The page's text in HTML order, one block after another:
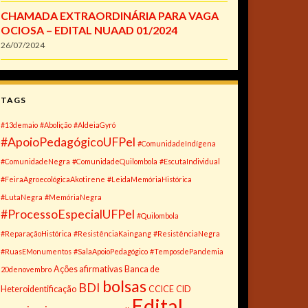
CHAMADA EXTRAORDINÁRIA PARA VAGA
OCIOSA – EDITAL NUAAD 01/2024
26/07/2024
TAGS
#13demaio #Abolição #AldeiaGyró
#ApoioPedagógicoUFPel #ComunidadeIndígena
#ComunidadeNegra #ComunidadeQuilombola #EscutaIndividual
#FeiraAgroecológicaAkotirene #LeidaMemóriaHistórica
#LutaNegra #MemóriaNegra
#ProcessoEspecialUFPel #Quilombola
#ReparaçãoHistórica #ResistênciaKaingang #ResistênciaNegra
#RuasEMonumentos #SalaApoioPedagógico #TemposdePandemia
20denovembro Ações afirmativas Banca de
Heteroidentificação BDI bolsas CCICE CID